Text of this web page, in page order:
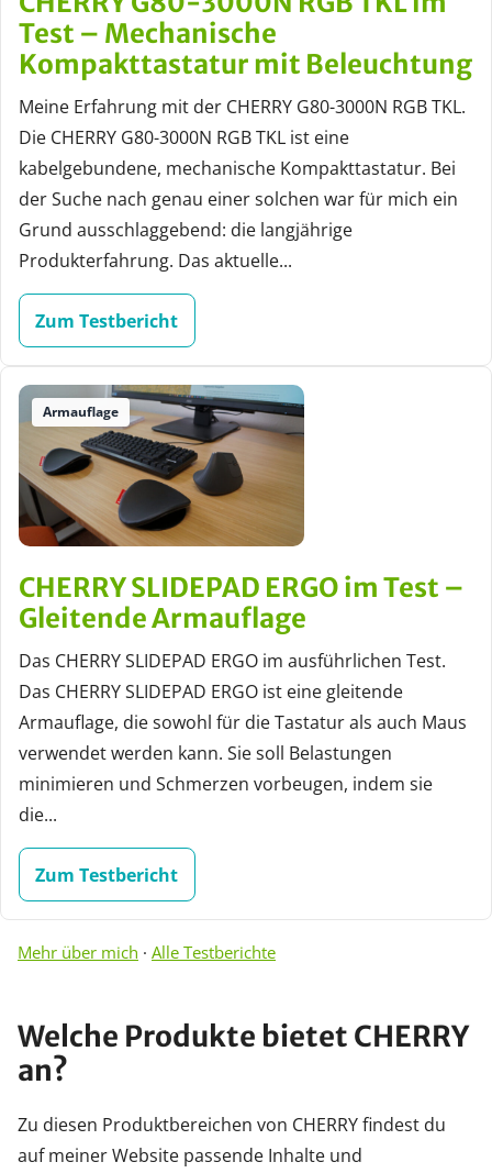
Test – Mechanische
Kompakttastatur mit Beleuchtung
Meine Erfahrung mit der CHERRY G80-3000N RGB TKL.
Die CHERRY G80-3000N RGB TKL ist eine
kabelgebundene, mechanische Kompakttastatur. Bei
der Suche nach genau einer solchen war für mich ein
Grund ausschlaggebend: die langjährige
Produkterfahrung. Das aktuelle...
Zum Testbericht
Armauflage
CHERRY SLIDEPAD ERGO im Test –
Gleitende Armauflage
Das CHERRY SLIDEPAD ERGO im ausführlichen Test.
Das CHERRY SLIDEPAD ERGO ist eine gleitende
Armauflage, die sowohl für die Tastatur als auch Maus
verwendet werden kann. Sie soll Belastungen
minimieren und Schmerzen vorbeugen, indem sie
die...
Zum Testbericht
Mehr über mich · Alle Testberichte
Welche Produkte bietet CHERRY
an?
Zu diesen Produktbereichen von CHERRY findest du
auf meiner Website passende Inhalte und